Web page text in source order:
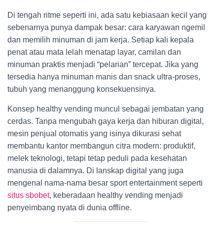
Di tengah ritme seperti ini, ada satu kebiasaan kecil yang
sebenarnya punya dampak besar: cara karyawan ngemil
dan memilih minuman di jam kerja. Setiap kali kepala
penat atau mata lelah menatap layar, camilan dan
minuman praktis menjadi “pelarian” tercepat. Jika yang
tersedia hanya minuman manis dan snack ultra-proses,
tubuh yang menanggung konsekuensinya.
Konsep healthy vending muncul sebagai jembatan yang
cerdas. Tanpa mengubah gaya kerja dan hiburan digital,
mesin penjual otomatis yang isinya dikurasi sehat
membantu kantor membangun citra modern: produktif,
melek teknologi, tetapi tetap peduli pada kesehatan
manusia di dalamnya. Di lanskap digital yang juga
mengenal nama-nama besar sport entertainment seperti
situs sbobet, keberadaan healthy vending menjadi
penyeimbang nyata di dunia offline.